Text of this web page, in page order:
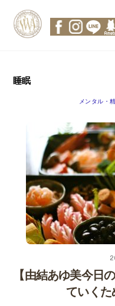
content
睡眠
メンタル・
【由結あゆ美今日
ていく